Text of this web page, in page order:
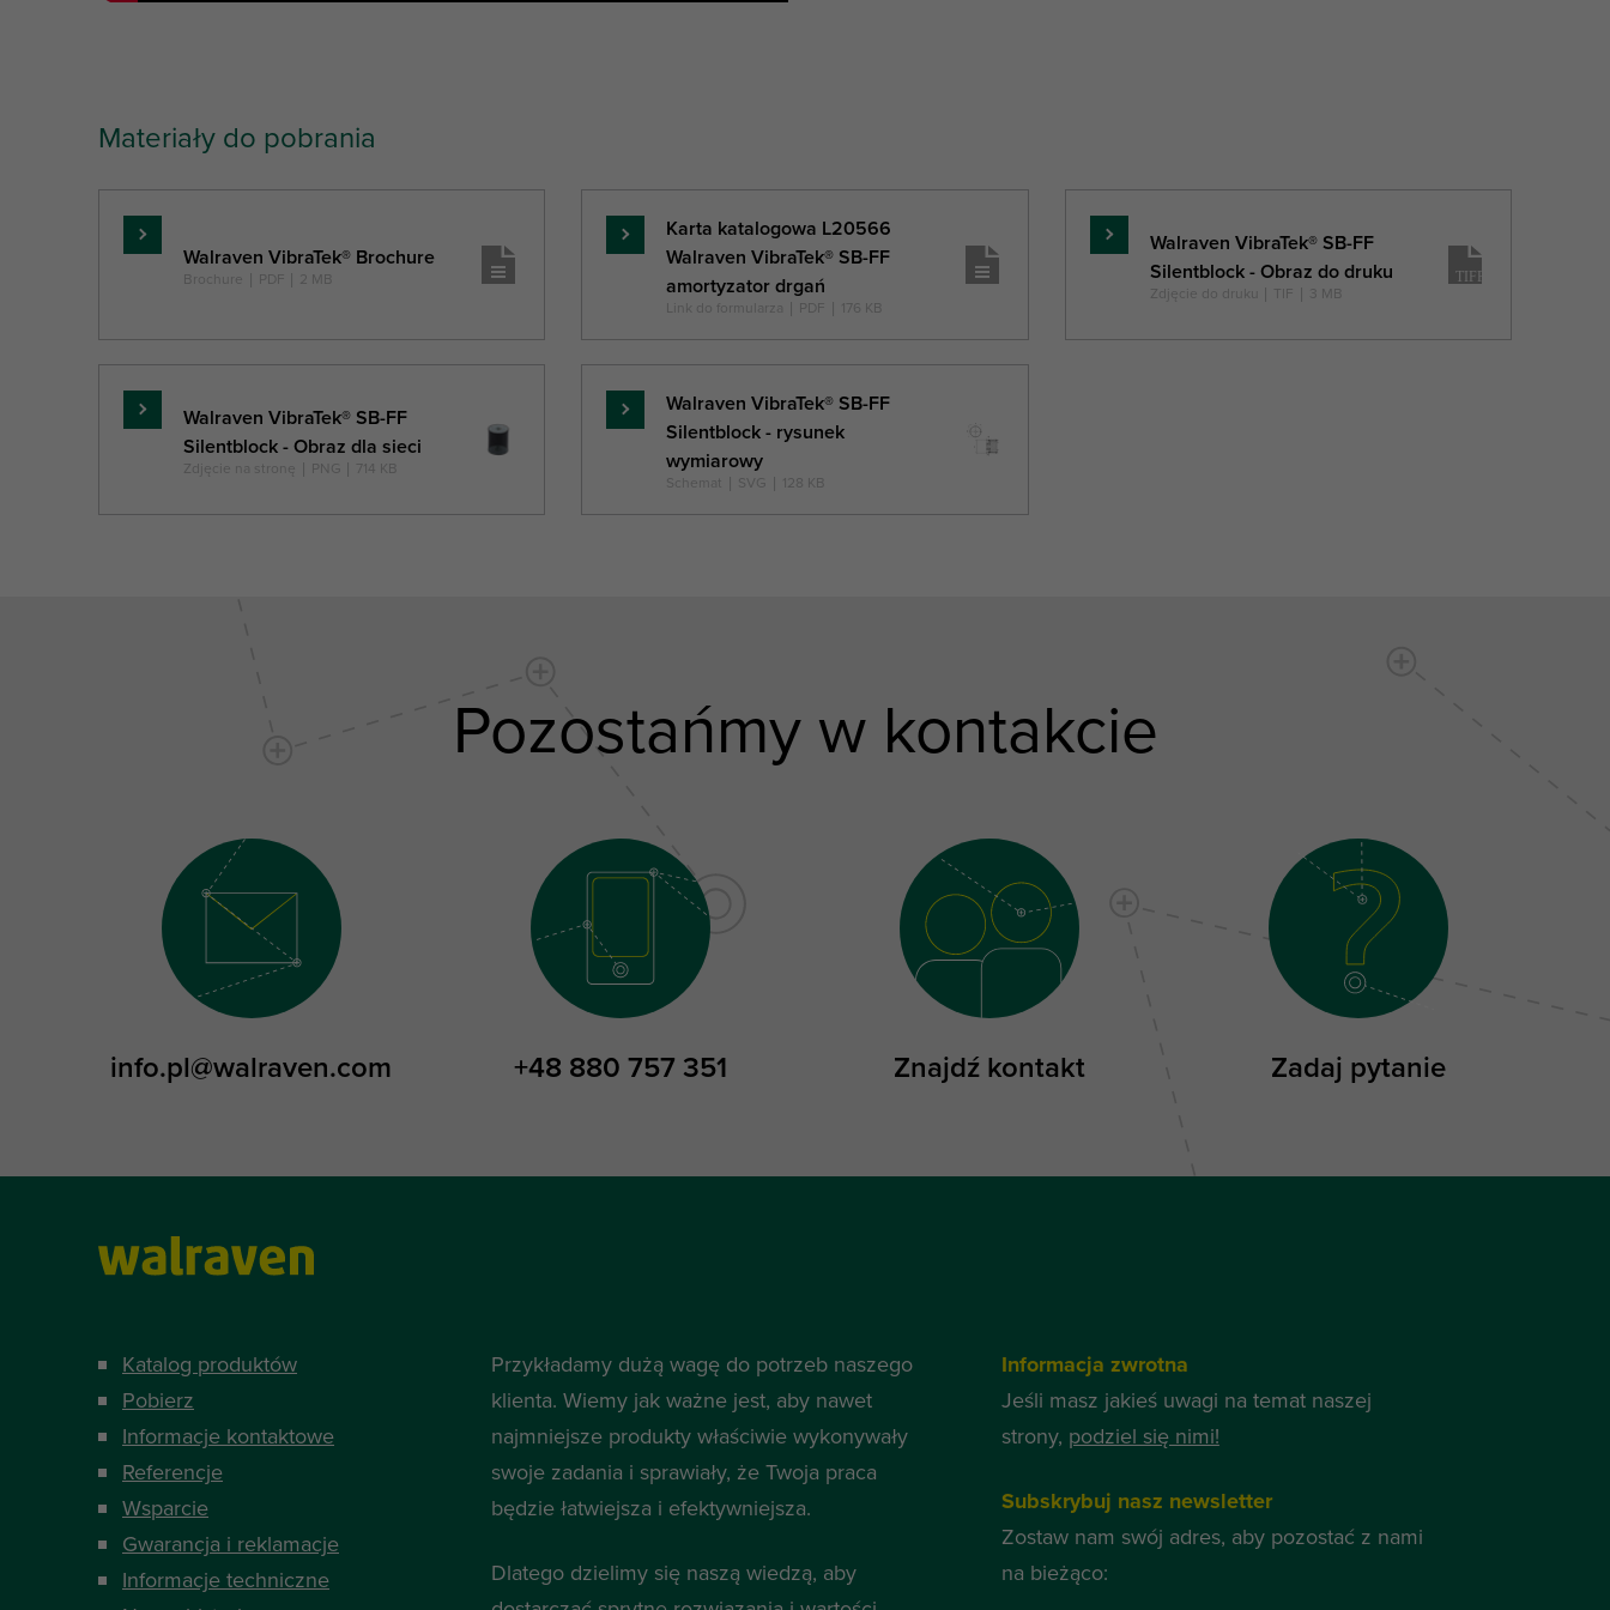
Materiały do pobrania
Czytaj
więcej
Walraven VibraTek® Brochure
Brochure PDF 2 MB
Czytaj
Karta katalogowa L20566
Walraven VibraTek® SB-FF
amortyzator drgań
Link do formularza PDF 176 KB
Czytaj
więcej
Walraven VibraTek® SB-FF
Silentblock - Obraz do druku
Zdjęcie do druku TIF 3 MB
Czytaj
więcej
Walraven VibraTek® SB-FF
Silentblock - Obraz dla sieci
Zdjęcie na stronę PNG 714 KB
Czytaj
Walraven VibraTek® SB-FF
Silentblock - rysunek
wymiarowy
Schemat SVG 128 KB
Pozostańmy w kontakcie
info.pl@walraven.com +48 880 757 351 Znajdź kontakt Zadaj pytanie
Katalog produktów
Pobierz
Informacje kontaktowe
Referencje
Wsparcie
Gwarancja i reklamacje
Informacje techniczne
Przykładamy dużą wagę do potrzeb naszego
klienta. Wiemy jak ważne jest, aby nawet
najmniejsze produkty właściwie wykonywały
swoje zadania i sprawiały, że Twoja praca
będzie łatwiejsza i efektywniejsza.
Dlatego dzielimy się naszą wiedzą, aby
Informacja zwrotna
Jeśli masz jakieś uwagi na temat naszej
strony, podziel się nimi!
Subskrybuj nasz newsletter
Zostaw nam swój adres, aby pozostać z nami
na bieżąco: